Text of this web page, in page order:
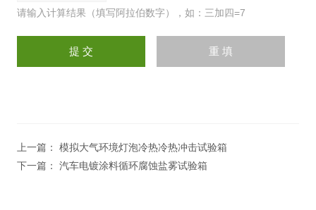
请输入计算结果（填写阿拉伯数字），如：三加四=7
上一篇： 模拟大气环境灯泡冷热冷热冲击试验箱
下一篇： 汽车电镀涂料循环腐蚀盐雾试验箱